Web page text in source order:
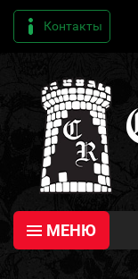
Контакты
МЕНЮ